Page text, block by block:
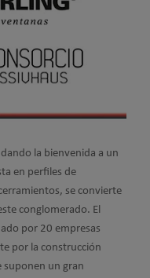
la bienvenida a un
en perfiles de
se convierte
conglomerado. El
por 20 empresas
por la construcción
suponen un gran